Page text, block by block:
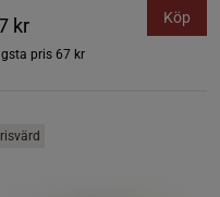
kr
pris 67 kr
Köp